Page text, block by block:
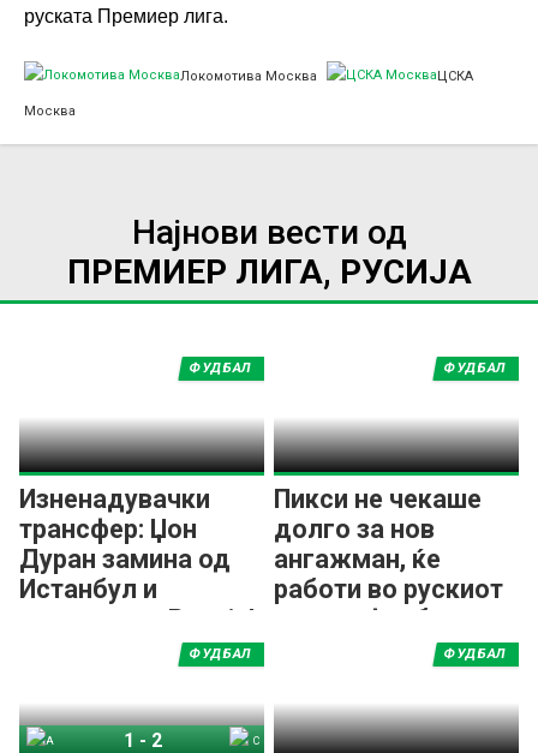
руската Премиер лига.
Локомотива Москва ЦСКА
Москва
Најнови вести од
ПРЕМИЕР ЛИГА, РУСИЈА
Изненадувачки
трансфер: Џон
Дуран замина од
Истанбул и
потпиша во Русија!
ФУДБАЛ
Пикси не чекаше
долго за нов
ангажман, ќе
работи во рускиот
елитен фудбал
ФУДБАЛ
ФУДБАЛ
1-2
ФУДБАЛ